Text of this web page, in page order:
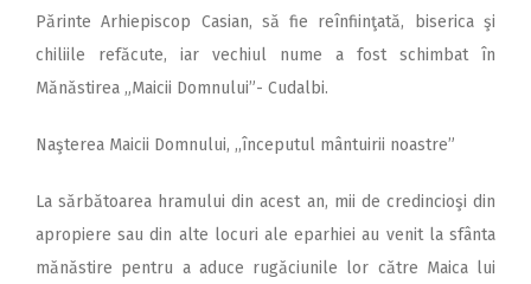
Părinte Arhiepiscop Casian, să fie reînfiinţată, biserica şi
chiliile refăcute, iar vechiul nume a fost schimbat în
Mănăstirea „Maicii Domnului”- Cudalbi.
Naşterea Maicii Domnului, ,,începutul mântuirii noastre”
La sărbătoarea hramului din acest an, mii de credincioşi din
apropiere sau din alte locuri ale eparhiei au venit la sfânta
mănăstire pentru a aduce rugăciunile lor către Maica lui